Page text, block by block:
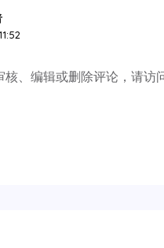
、编辑或删除评论，请访